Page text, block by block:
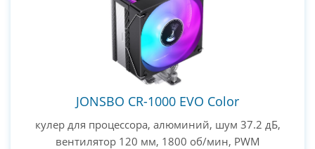
JONSBO CR-1000 EVO Color
кулер для процессора, алюминий, шум 37.2 дБ,
вентилятор 120 мм, 1800 об/мин, PWM